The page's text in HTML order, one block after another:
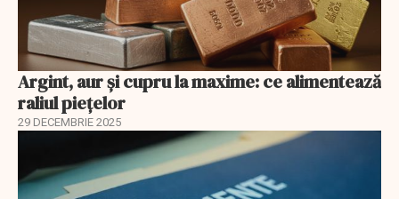
Argint, aur și cupru la maxime: ce alimentează
raliul piețelor
29 DECEMBRIE 2025